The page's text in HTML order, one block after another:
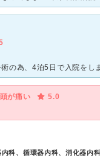
頭が痛い
5.0
科、循環器内科、消化器内